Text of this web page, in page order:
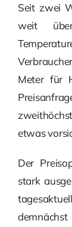
Seit zwei
weit
Meter für
etwas
Der
stark